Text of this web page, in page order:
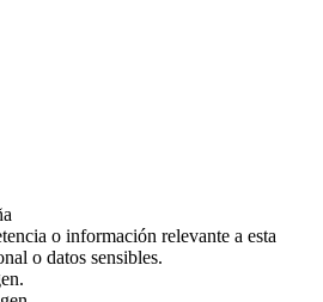
o información relevante a esta
o datos sensibles.